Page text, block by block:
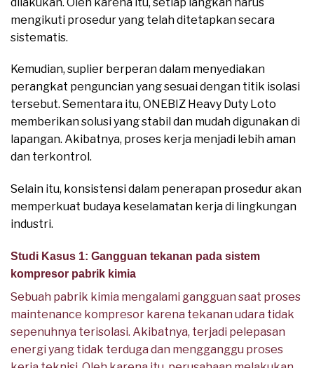
mengikuti prosedur yang telah ditetapkan secara
sistematis.
Kemudian, suplier berperan dalam menyediakan
perangkat penguncian yang sesuai dengan titik isolasi
tersebut. Sementara itu, ONEBIZ Heavy Duty Loto
memberikan solusi yang stabil dan mudah digunakan di
lapangan. Akibatnya, proses kerja menjadi lebih aman
dan terkontrol.
Selain itu, konsistensi dalam penerapan prosedur akan
memperkuat budaya keselamatan kerja di lingkungan
industri.
Studi Kasus 1: Gangguan tekanan pada sistem
kompresor pabrik kimia
Sebuah pabrik kimia mengalami gangguan saat proses
maintenance kompresor karena tekanan udara tidak
sepenuhnya terisolasi. Akibatnya, terjadi pelepasan
energi yang tidak terduga dan mengganggu proses